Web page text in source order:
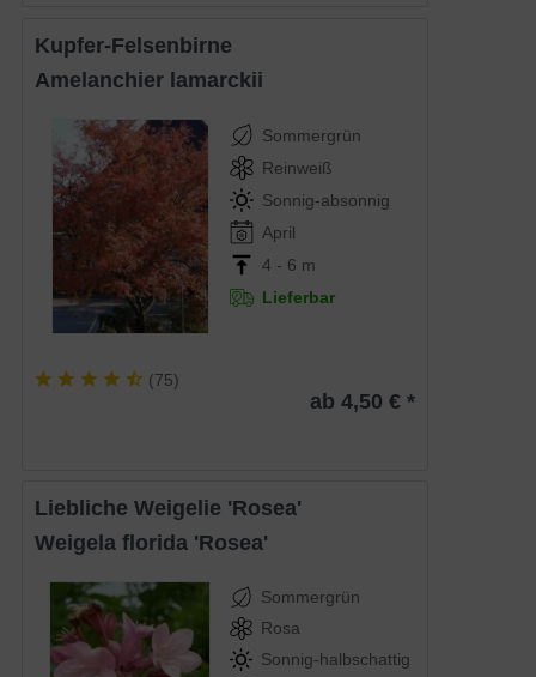
Kupfer-Felsenbirne
Amelanchier lamarckii
Sommergrün
Reinweiß
Sonnig-absonnig
April
4 - 6 m
Lieferbar
(75)
ab 4,50 € *
Liebliche Weigelie 'Rosea'
Weigela florida 'Rosea'
Sommergrün
Rosa
Sonnig-halbschattig